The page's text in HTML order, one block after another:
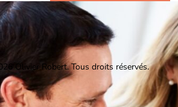
Olivier Robert.Tous droits réservés.